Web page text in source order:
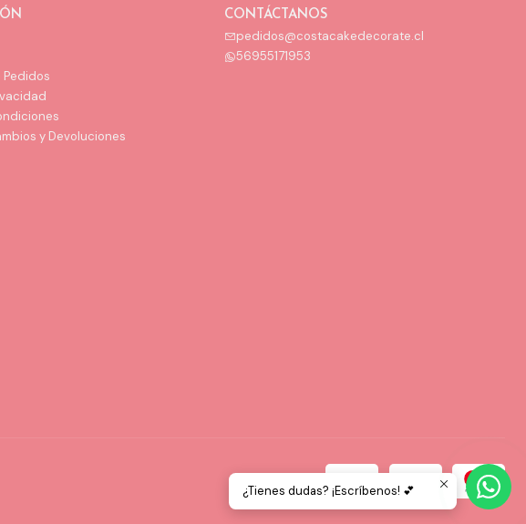
y Devoluciones
CONTÁCTANOS
pedidos@costacakedecorate.cl
56955171953
¿Tienes dudas? ¡Escríbenos! 💕